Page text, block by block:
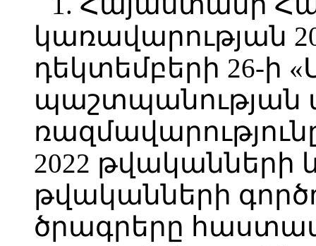
կառավարության
դեկտեմբերի 26-ի
պաշտպանության
2022 թվականների և
թվականների
ծրագրերը